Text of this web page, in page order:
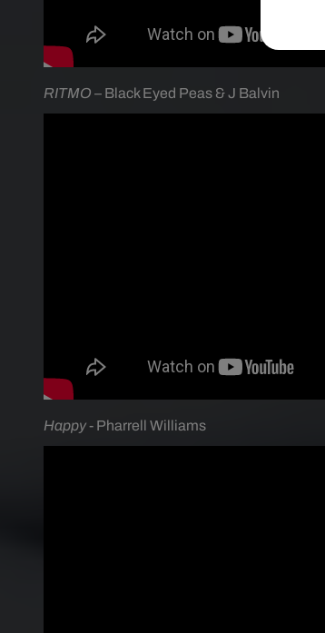
RITMO – Black Eyed Peas & J Balvin
Happy- Pharrell Williams